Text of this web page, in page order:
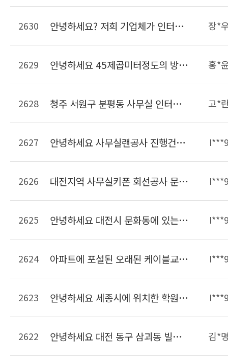
2630 안녕하세요? 저희 기업체가 인터넷을 LG유플러스를 이용하고있는데 전체 랜선이 너무 많고 어떤선이 메인선인지 구분이 안갑니다. 깔끔하게 랜선을 정리했으면하여 문의드립니다. 장*
2629 안녕하세요 45제곱미터정도의 방에 랜선정리를 하려고합니다. 현재 랜선은 서버실에서 천ㅌ장을 통해 들어와 있는 상태이며 정리해야할 랜선은 15개정도입니다. 선 길이조정 및 몰딩까지 비용이 대략 얼마정도 되는지 궁금합니다. 홍*
2628 청주 서원구 분평동 사무실 인터넷키폰이 불편해서 일반키폰으로 바꿀려고하는데 비용이 얼마나 들까요?? 9대설치예정 고*
2627 안녕하세요 사무실랜공사 진행건으로 문의드립니다. 23개의 책상이 들어가는 사무실입니다 자리가 23개면 견적이 얼마나 나올까요??? 사무실은 현재 공실상태입니다. 견적요청드립니다. 감사합니다
2626 대전지역 사무실키폰 회선공사 문의드립니다. 키폰주장치 및 키폰 일반전화는 보유중이면 개설할 라인은 키폰2라인 일반50라인입니다 연락주세요
2625 안녕하세요 대전시 문화동에 있는 사무실입니다. 크기는 약 20여평되고 PC가 6대 인터넷전화기 6대가 있습니다. 이사한 후에 현재 이전의 선을 연결해서 사용하고 있는데 선작업이 필요하여 문의드립니다.
2624 아파트에 포설된 오래된 케이블교체작업 가능한가요??? 단자함에 전기콘센트가 없는데 이것도 만들어 주실수 있는지 알고싶습니다
2623 안녕하세요 세종시에 위치한 학원입니다 학원리모델링하면서 랜선정리하려고합니다 비용은 어느정도하는지 궁금합니다
2622 안녕하세요 대전 동구 삼괴동 빌라인데 14세대입니다. 주차장쪽에 전화용구선단자함이 있고 집내부에는 단자함이 없습니다. 전화선코드만있는데 아파트처럼 인터넷을 사용할려면 얼마나 나오나요?? 김*